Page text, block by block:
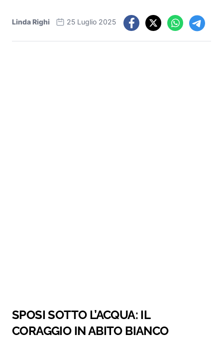
Linda Righi 25 Luglio 2025
SPOSI SOTTO L’ACQUA: IL
CORAGGIO IN ABITO BIANCO